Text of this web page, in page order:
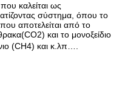
καλείται ως
σύστημα, όπου το
αποτελείται από το
και το μονοξείδιο
(CH4) και κ.λπ….